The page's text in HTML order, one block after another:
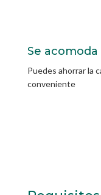
Se
Puedes ahorrar la
conveniente